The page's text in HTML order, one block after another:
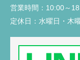
営業時間： 10:00～
定休日： 水曜日・木